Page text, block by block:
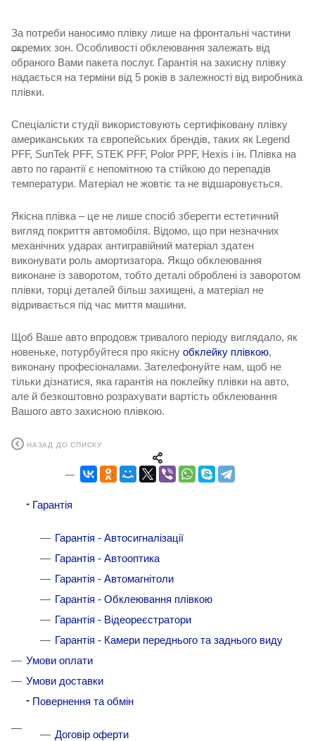
За потреби наносимо плівку лише на фронтальні частини
окремих зон. Особливості обклеювання залежать від
обраного Вами пакета послуг. Гарантія на захисну плівку
надається на терміни від 5 років в залежності від виробника
плівки.
Спеціалісти студії використовують сертифіковану плівку
американських та європейських брендів, таких як Legend
PFF, SunTek PFF, STEK PFF, Polor PPF, Hexis і ін. Плівка на
авто по гарантії є непомітною та стійкою до перепадів
температури. Матеріал не жовтіє та не відшаровується.
Якісна плівка – це не лише спосіб зберегти естетичний
вигляд покриття автомобіля. Відомо, що при незначних
механічних ударах антигравійний матеріал здатен
виконувати роль амортизатора. Якщо обклеювання
виконане із заворотом, тобто деталі оброблені із заворотом
плівки, торці деталей більш захищені, а матеріал не
відривається під час миття машини.
Щоб Ваше авто впродовж тривалого періоду виглядало, як
новеньке, потурбуйтеся про якісну обклейку плівкою,
виконану професіоналами. Зателефонуйте нам, щоб не
тільки дізнатися, яка гарантія на поклейку плівки на авто,
але й безкоштовно розрахувати вартість обклеювання
Вашого авто захисною плівкою.
НАЗАД ДО СПИСКУ
Гарантія
Гарантія - Автосигналізації
Гарантія - Автооптика
Гарантія - Автомагнітоли
Гарантія - Обклеювання плівкою
Гарантія - Відеореєстратори
Гарантія - Камери переднього та заднього виду
Умови оплати
Умови доставки
Повернення та обмін
Договір оферти